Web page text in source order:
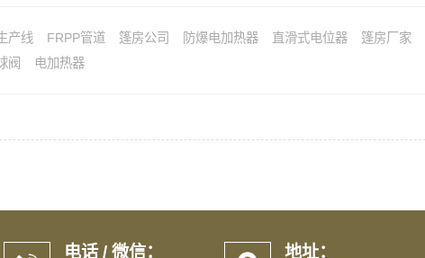
产线 FRPP管道 篷房公司 防爆电加热器 直滑式电位器 篷房厂家
阀 电加热器
电话 / 微信： 地址：